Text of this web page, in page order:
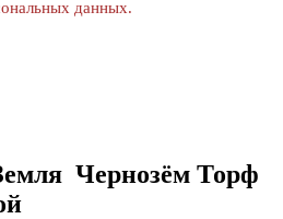
данных.
Чернозём Торф